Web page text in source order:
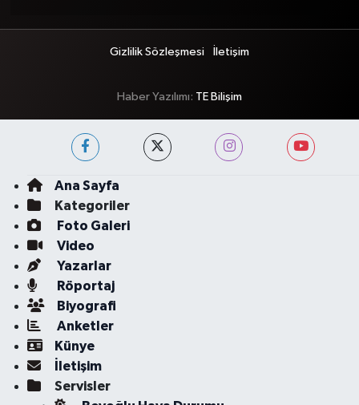
Gizlilik Sözleşmesi İletişim
Haber Yazılımı: TE Bilişim
Ana Sayfa
Kategoriler
Foto Galeri
Video
Yazarlar
Röportaj
Biyografi
Anketler
Künye
İletişim
Servisler